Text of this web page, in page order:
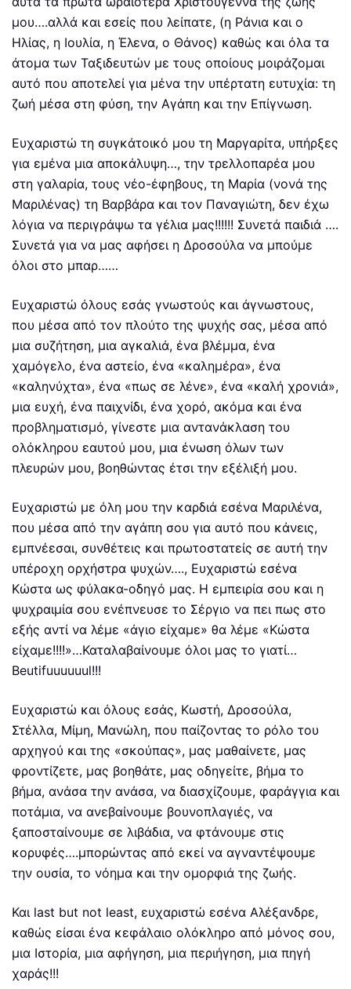
μου….αλλά και εσείς που λείπατε, (η Ράνια και ο
Ηλίας, η Ιουλία, η Έλενα, ο Θάνος) καθώς και όλα τα
άτομα των Ταξιδευτών με τους οποίους μοιράζομαι
αυτό που αποτελεί για μένα την υπέρτατη ευτυχία: τη
ζωή μέσα στη φύση, την Αγάπη και την Επίγνωση.
Ευχαριστώ τη συγκάτοικό μου τη Μαργαρίτα, υπήρξες
για εμένα μια αποκάλυψη…, την τρελλοπαρέα μου
στη γαλαρία, τους νέο-έφηβους, τη Μαρία (νονά της
Μαριλένας) τη Βαρβάρα και τον Παναγιώτη, δεν έχω
λόγια να περιγράψω τα γέλια μας!!!!!! Συνετά παιδιά ….
Συνετά για να μας αφήσει η Δροσούλα να μπούμε
όλοι στο μπαρ……
Ευχαριστώ όλους εσάς γνωστούς και άγνωστους,
που μέσα από τον πλούτο της ψυχής σας, μέσα από
μια συζήτηση, μια αγκαλιά, ένα βλέμμα, ένα
χαμόγελο, ένα αστείο, ένα «καλημέρα», ένα
«καληνύχτα», ένα «πως σε λένε», ένα «καλή χρονιά»,
μια ευχή, ένα παιχνίδι, ένα χορό, ακόμα και ένα
προβληματισμό, γίνεστε μια αντανάκλαση του
ολόκληρου εαυτού μου, μια ένωση όλων των
πλευρών μου, βοηθώντας έτσι την εξέλιξή μου.
Ευχαριστώ με όλη μου την καρδιά εσένα Μαριλένα,
που μέσα από την αγάπη σου για αυτό που κάνεις,
εμπνέεσαι, συνθέτεις και πρωτοστατείς σε αυτή την
υπέροχη ορχήστρα ψυχών…., Ευχαριστώ εσένα
Κώστα ως φύλακα-οδηγό μας. Η εμπειρία σου και η
ψυχραιμία σου ενέπνευσε το Σέργιο να πει πως στο
εξής αντί να λέμε «άγιο είχαμε» θα λέμε «Κώστα
είχαμε!!!!»…Καταλαβαίνουμε όλοι μας το γιατί…
Beutifuuuuuul!!!
Ευχαριστώ και όλους εσάς, Κωστή, Δροσούλα,
Στέλλα, Μίμη, Μανώλη, που παίζοντας το ρόλο του
αρχηγού και της «σκούπας», μας μαθαίνετε, μας
φροντίζετε, μας βοηθάτε, μας οδηγείτε, βήμα το
βήμα, ανάσα την ανάσα, να διασχίζουμε, φαράγγια και
ποτάμια, να ανεβαίνουμε βουνοπλαγιές, να
ξαποσταίνουμε σε λιβάδια, να φτάνουμε στις
κορυφές….μπορώντας από εκεί να αγναντέψουμε
την ουσία, το νόημα και την ομορφιά της ζωής.
Και last but not least, ευχαριστώ εσένα Αλέξανδρε,
καθώς είσαι ένα κεφάλαιο ολόκληρο από μόνος σου,
μια Ιστορία, μια αφήγηση, μια περιήγηση, μια πηγή
χαράς!!!